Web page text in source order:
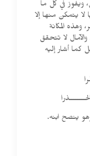
ويفوز في كل ما
لا يتمكن منها إلا
المكانة
والآمال لا تتحقق
كما أشار إليه
ينصح ابنه.